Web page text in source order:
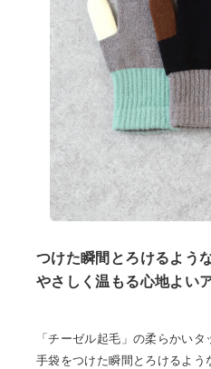
つけた瞬間とろけるよう
やさしく温もる心地よい
「チーゼル起毛」の柔らかい
手袋をつけた瞬間とろけるよう